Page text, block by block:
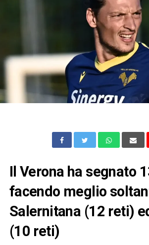
Il Verona ha segnato
facendo meglio
Salernitana (12 reti)
(10 reti)